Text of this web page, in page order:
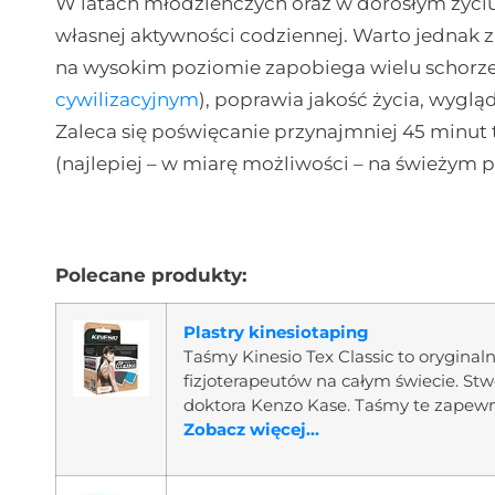
własnej aktywności codziennej. Warto jednak
na wysokim poziomie zapobiega wielu
cywilizacyjnym), poprawia jakość życia,
Zaleca się poświęcanie przynajmniej 45
(najlepiej – w miarę możliwości – na świeżym
Polecane produkty:
Plastry kinesiotaping
Taśmy Kinesio Tex Classic to
fizjoterapeutów na całym świecie.
doktora Kenzo Kase. Taśmy te
Zobacz więcej...